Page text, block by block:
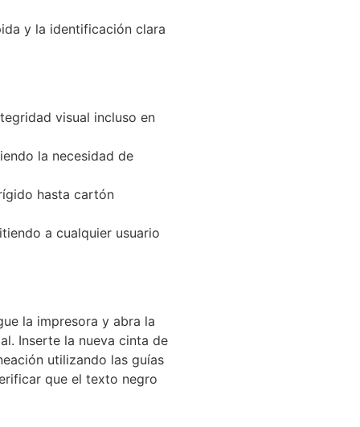
y la identificación clara
visual incluso en
la necesidad de
hasta cartón
a cualquier usuario
la impresora y abra la
Inserte la nueva cinta de
utilizando las guías
que el texto negro